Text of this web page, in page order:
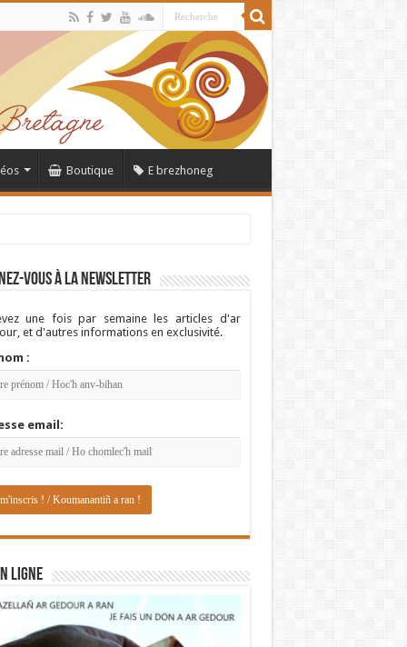
Boutique E brezhoneg
vous à la newsletter
une fois par semaine les articles d'ar
et d'autres informations en exclusivité.
:
email:
LIGNE